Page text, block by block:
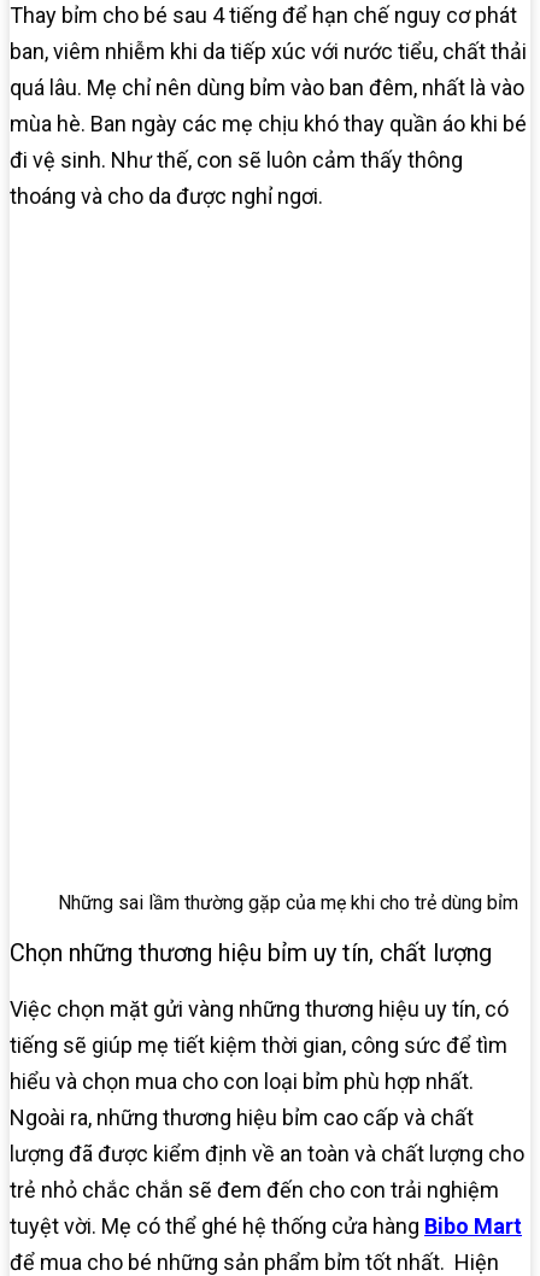
Thay bỉm cho bé sau 4 tiếng để hạn chế nguy cơ phát
ban, viêm nhiễm khi da tiếp xúc với nước tiểu, chất thải
quá lâu. Mẹ chỉ nên dùng bỉm vào ban đêm, nhất là vào
mùa hè. Ban ngày các mẹ chịu khó thay quần áo khi bé
đi vệ sinh. Như thế, con sẽ luôn cảm thấy thông
thoáng và cho da được nghỉ ngơi.
Những sai lầm thường gặp của mẹ khi cho trẻ dùng bỉm
Chọn những thương hiệu bỉm uy tín, chất lượng
Việc chọn mặt gửi vàng những thương hiệu uy tín, có
tiếng sẽ giúp mẹ tiết kiệm thời gian, công sức để tìm
hiểu và chọn mua cho con loại bỉm phù hợp nhất.
Ngoài ra, những thương hiệu bỉm cao cấp và chất
lượng đã được kiểm định về an toàn và chất lượng cho
trẻ nhỏ chắc chắn sẽ đem đến cho con trải nghiệm
tuyệt vời. Mẹ có thể ghé hệ thống cửa hàng Bibo Mart
để mua cho bé những sản phẩm bỉm tốt nhất. Hiện